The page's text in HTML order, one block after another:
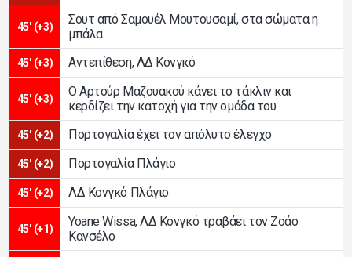
45' (+3)
Σουτ από Σαμουέλ Μουτουσαμί, στα σώματα η
μπάλα
45' (+3) Αντεπίθεση, ΛΔ Κονγκό
45' (+3)
Ο Αρτούρ Μαζουακού κάνει το τάκλιν και
κερδίζει την κατοχή για την ομάδα του
45' (+2) Πορτογαλία έχει τον απόλυτο έλεγχο
45' (+2) Πορτογαλία Πλάγιο
45' (+2) ΛΔ Κονγκό Πλάγιο
45' (+1)
Yoane Wissa, ΛΔ Κονγκό τραβάει τον Ζοάο
Κανσέλο